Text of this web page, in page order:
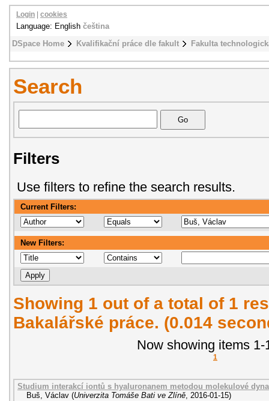
DSpace Home Kvalifikační práce dle fakult Fakulta
Login cookies
Language: English čeština
Search
Filters
Use filters to refine the search results.
Current Filters:
New Filters:
Showing 1 out of a total of 1
Bakalářské práce. (0.014
Now showing items 1-
1
Studium interakcí iontů s hyaluronanem metodou molekulové
Buš, Václav (Univerzita Tomáše Bati ve Zlíně, 2016-01-15)